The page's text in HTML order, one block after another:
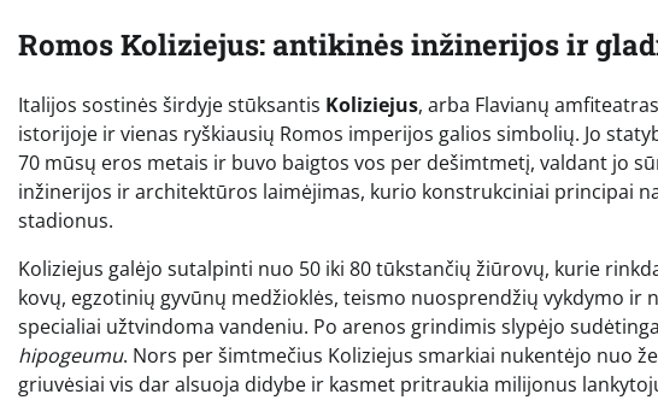
Romos Koliziejus: antikinės inžinerijos ir
Italijos sostinės širdyje stūksantis Koliziejus, arba Flavianų
istorijoje ir vienas ryškiausių Romos imperijos galios simbolių. Jo
70 mūsų eros metais ir buvo baigtos vos per dešimtmetį, valdant jo
inžinerijos ir architektūros laimėjimas, kurio konstrukciniai principai
stadionus.
Koliziejus galėjo sutalpinti nuo 50 iki 80 tūkstančių žiūrovų, kurie
kovų, egzotinių gyvūnų medžioklės, teismo nuosprendžių vykdymo
specialiai užtvindoma vandeniu. Po arenos grindimis slypėjo
hipogeumu. Nors per šimtmečius Koliziejus smarkiai nukentėjo nuo
griuvėsiai vis dar alsuoja didybe ir kasmet pritraukia milijonus